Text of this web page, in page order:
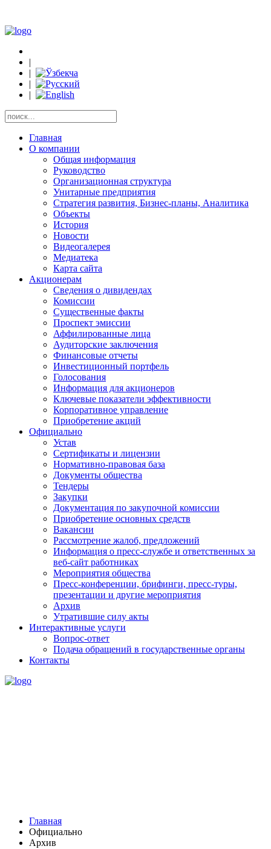
|
|
|
|
Главная
О компании
Общая информация
Руководство
Организационная структура
Унитарные предприятия
Стратегия развития, Бизнес-планы, Аналитика
Объекты
История
Новости
Видеогалерея
Медиатека
Карта сайта
Акционерам
Сведения о дивидендах
Комиссии
Существенные факты
Проспект эмиссии
Аффилированные лица
Аудиторские заключения
Финансовые отчеты
Инвестиционный портфель
Голосования
Информация для акционеров
Ключевые показатели эффективности
Корпоративное управление
Приобретение акций
Официально
Устав
Сертификаты и лицензии
Нормативно-правовая база
Документы общества
Тендеры
Закупки
Документация по закупочной комиссии
Приобретение основных средств
Вакансии
Рассмотрение жалоб, предложений
Информация о пресс-службе и ответственных за
веб-сайт работниках
Мероприятия общества
Пресс-конференции, брифинги, пресс-туры,
презентации и другие мероприятия
Архив
Утратившие силу акты
Интерактивные услуги
Вопрос-ответ
Подача обращений в государственные органы
Контакты
Главная
Официально
Архив